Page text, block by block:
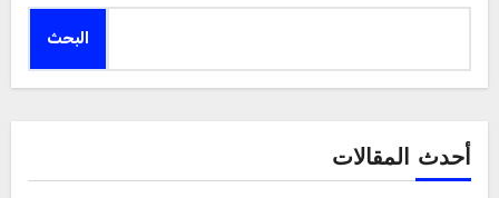
البحث
أحدث المقالات